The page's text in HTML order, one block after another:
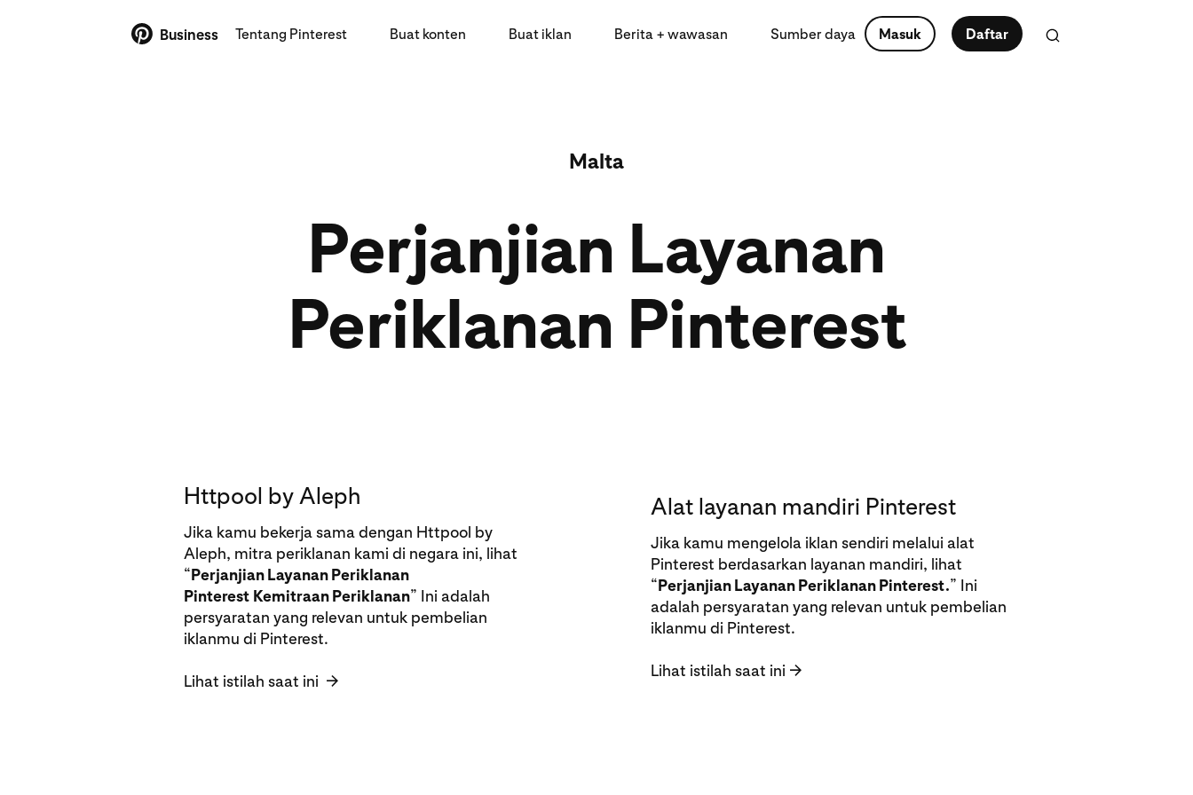
Business Tentang Pinterest Buat konten Buat iklan Berita + wawasan Sumber daya Masuk Daftar
Malta
Perjanjian Layanan
Periklanan Pinterest
Httpool by Aleph
Jika kamu bekerja sama dengan Httpool by
Aleph, mitra periklanan kami di negara ini, lihat
“Perjanjian Layanan Periklanan
Pinterest Kemitraan Periklanan” Ini adalah
persyaratan yang relevan untuk pembelian
iklanmu di Pinterest.
Lihat istilah saat ini →
Alat layanan mandiri Pinterest
Jika kamu mengelola iklan sendiri melalui alat
Pinterest berdasarkan layanan mandiri, lihat
“Perjanjian Layanan Periklanan Pinterest.” Ini
adalah persyaratan yang relevan untuk pembelian
iklanmu di Pinterest.
Lihat istilah saat ini →